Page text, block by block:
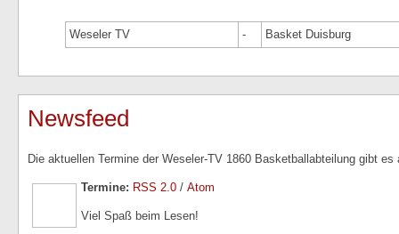
Weseler TV - Basket Duisburg
Newsfeed
Die aktuellen Termine der Weseler-TV 1860 Basketballabteilung gibt
Termine: RSS 2.0 / Atom
Viel Spaß beim Lesen!